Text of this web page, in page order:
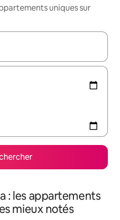
uniques sur
utilisez les flèches vers le
: les appartements
mieux notés